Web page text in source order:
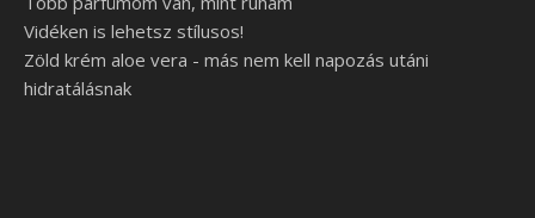
Vidéken is lehetsz stílusos!
Zöld krém aloe vera - más nem kell napozás utáni
hidratálásnak